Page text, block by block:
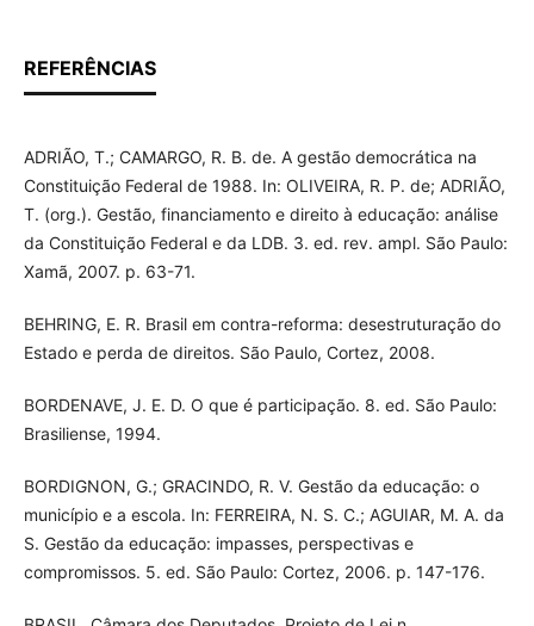
REFERÊNCIAS
ADRIÃO, T.; CAMARGO, R. B. de. A gestão democrática na
Constituição Federal de 1988. In: OLIVEIRA, R. P. de; ADRIÃO,
T. (org.). Gestão, financiamento e direito à educação: análise
da Constituição Federal e da LDB. 3. ed. rev. ampl. São Paulo:
Xamã, 2007. p. 63-71.
BEHRING, E. R. Brasil em contra-reforma: desestruturação do
Estado e perda de direitos. São Paulo, Cortez, 2008.
BORDENAVE, J. E. D. O que é participação. 8. ed. São Paulo:
Brasiliense, 1994.
BORDIGNON, G.; GRACINDO, R. V. Gestão da educação: o
município e a escola. In: FERREIRA, N. S. C.; AGUIAR, M. A. da
S. Gestão da educação: impasses, perspectivas e
compromissos. 5. ed. São Paulo: Cortez, 2006. p. 147-176.